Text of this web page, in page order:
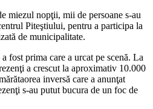
miezul nopţii, mii de persoane s-au
Piteştiului, pentru a participa la
de municipalitate.
fost prima care a urcat pe scenă. La
a crescut la aproximativ 10.000
inversă care a anunţat
s-au putut bucura de un foc de